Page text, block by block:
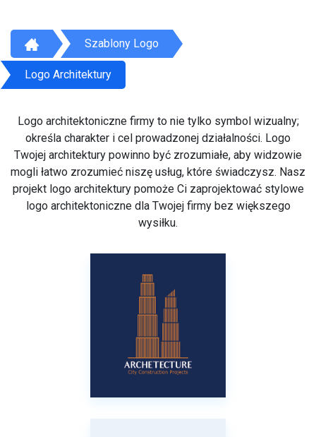
Szablony Logo
Logo Architektury
Logo architektoniczne firmy to nie tylko symbol wizualny;
określa charakter i cel prowadzonej działalności. Logo
Twojej architektury powinno być zrozumiałe, aby widzowie
mogli łatwo zrozumieć niszę usług, które świadczysz. Nasz
projekt logo architektury pomoże Ci zaprojektować stylowe
logo architektoniczne dla Twojej firmy bez większego
wysiłku.